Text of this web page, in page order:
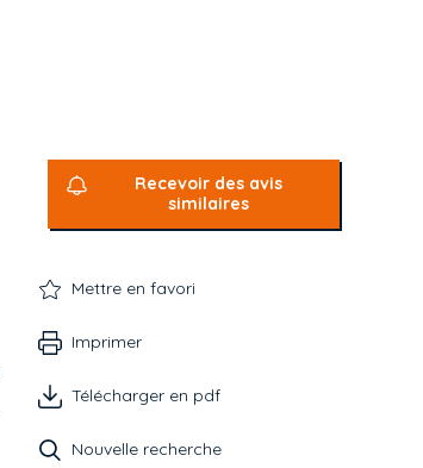
Recevoir des avis
similaires
Mettre en favori
Imprimer
Télécharger en pdf
Nouvelle recherche